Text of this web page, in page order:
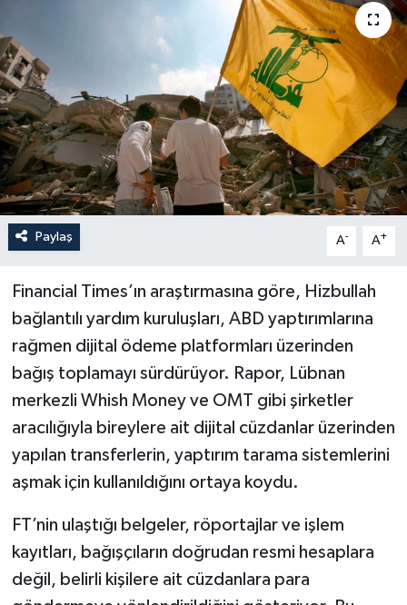
Paylaş A- A+
Financial Times’ın araştırmasına göre, Hizbullah
bağlantılı yardım kuruluşları, ABD yaptırımlarına
rağmen dijital ödeme platformları üzerinden
bağış toplamayı sürdürüyor. Rapor, Lübnan
merkezli Whish Money ve OMT gibi şirketler
aracılığıyla bireylere ait dijital cüzdanlar üzerinden
yapılan transferlerin, yaptırım tarama sistemlerini
aşmak için kullanıldığını ortaya koydu.
FT’nin ulaştığı belgeler, röportajlar ve işlem
kayıtları, bağışçıların doğrudan resmi hesaplara
değil, belirli kişilere ait cüzdanlara para